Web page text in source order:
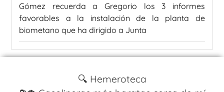
Gómez recuerda a Gregorio los 3 informes
favorables a la instalación de la planta de
biometano que ha dirigido a Junta
🔍 Hemeroteca